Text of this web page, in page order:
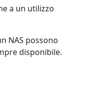
a un utilizzo
NAS possono
disponibile.